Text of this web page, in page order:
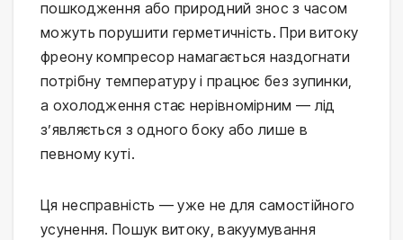
пошкодження або природний знос з часом
можуть порушити герметичність. При витоку
фреону компресор намагається наздогнати
потрібну температуру і працює без зупинки,
а охолодження стає нерівномірним — лід
з’являється з одного боку або лише в
певному куті.
Ця несправність — уже не для самостійного
усунення. Пошук витоку, вакуумування